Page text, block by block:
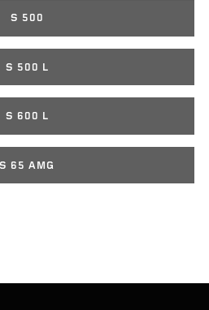
S 500
S 500 L
S 600 L
S 65 AMG